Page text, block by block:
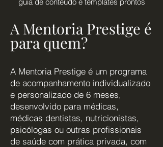
A Mentoria Prestige é
para quem?
A Mentoria Prestige é um programa
de acompanhamento individualizado
e personalizado de 6 meses,
desenvolvido para médicas,
médicas dentistas, nutricionistas,
psicólogas ou outras profissionais
de saúde com prática privada, com